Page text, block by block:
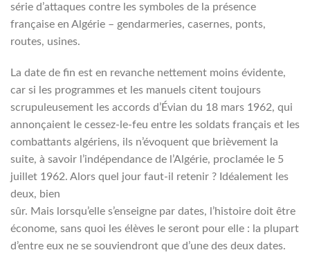
série d’attaques contre les symboles de la présence
française en Algérie – gendarmeries, casernes, ponts,
routes, usines.
La date de fin est en revanche nettement moins évidente,
car si les programmes et les manuels citent toujours
scrupuleusement les accords d’Évian du 18 mars 1962, qui
annonçaient le cessez-le-feu entre les soldats français et les
combattants algériens, ils n’évoquent que brièvement la
suite, à savoir l’indépendance de l’Algérie, proclamée le 5
juillet 1962. Alors quel jour faut-il retenir ? Idéalement les
deux, bien
sûr. Mais lorsqu’elle s’enseigne par dates, l’histoire doit être
économe, sans quoi les élèves le seront pour elle : la plupart
d’entre eux ne se souviendront que d’une des deux dates.